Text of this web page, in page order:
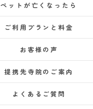
ペットが亡くなったら
ご利用プランと料金
お客様の声
提携先寺院のご案内
よくあるご質問